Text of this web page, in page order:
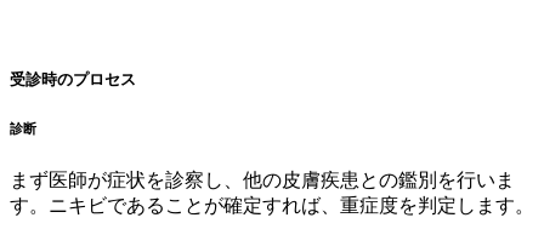
受診時のプロセス
診断
まず医師が症状を診察し、他の皮膚疾患との鑑別を行いま
す。ニキビであることが確定すれば、重症度を判定します。